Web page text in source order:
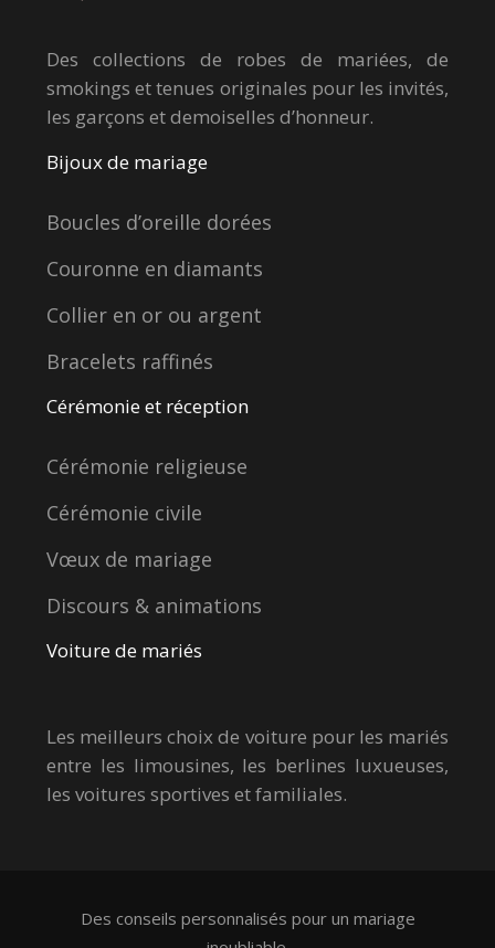
Des collections de robes de mariées, de
smokings et tenues originales pour les invités,
les garçons et demoiselles d’honneur.
Bijoux de mariage
Boucles d’oreille dorées
Couronne en diamants
Collier en or ou argent
Bracelets raffinés
Cérémonie et réception
Cérémonie religieuse
Cérémonie civile
Vœux de mariage
Discours & animations
Voiture de mariés
Les meilleurs choix de voiture pour les mariés
entre les limousines, les berlines luxueuses,
les voitures sportives et familiales.
Des conseils personnalisés pour un mariage